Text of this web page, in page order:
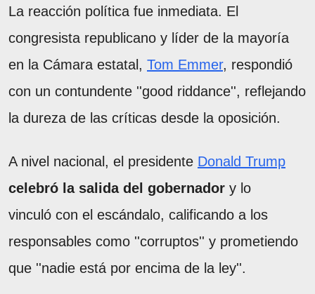
La reacción política fue inmediata. El
congresista republicano y líder de la mayoría
en la Cámara estatal, Tom Emmer, respondió
con un contundente ''good riddance'', reflejando
la dureza de las críticas desde la oposición.
A nivel nacional, el presidente Donald Trump
celebró la salida del gobernador y lo
vinculó con el escándalo, calificando a los
responsables como ''corruptos'' y prometiendo
que ''nadie está por encima de la ley''.